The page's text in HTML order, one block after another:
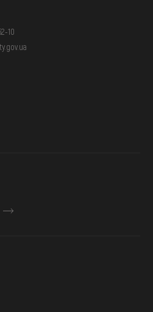
10